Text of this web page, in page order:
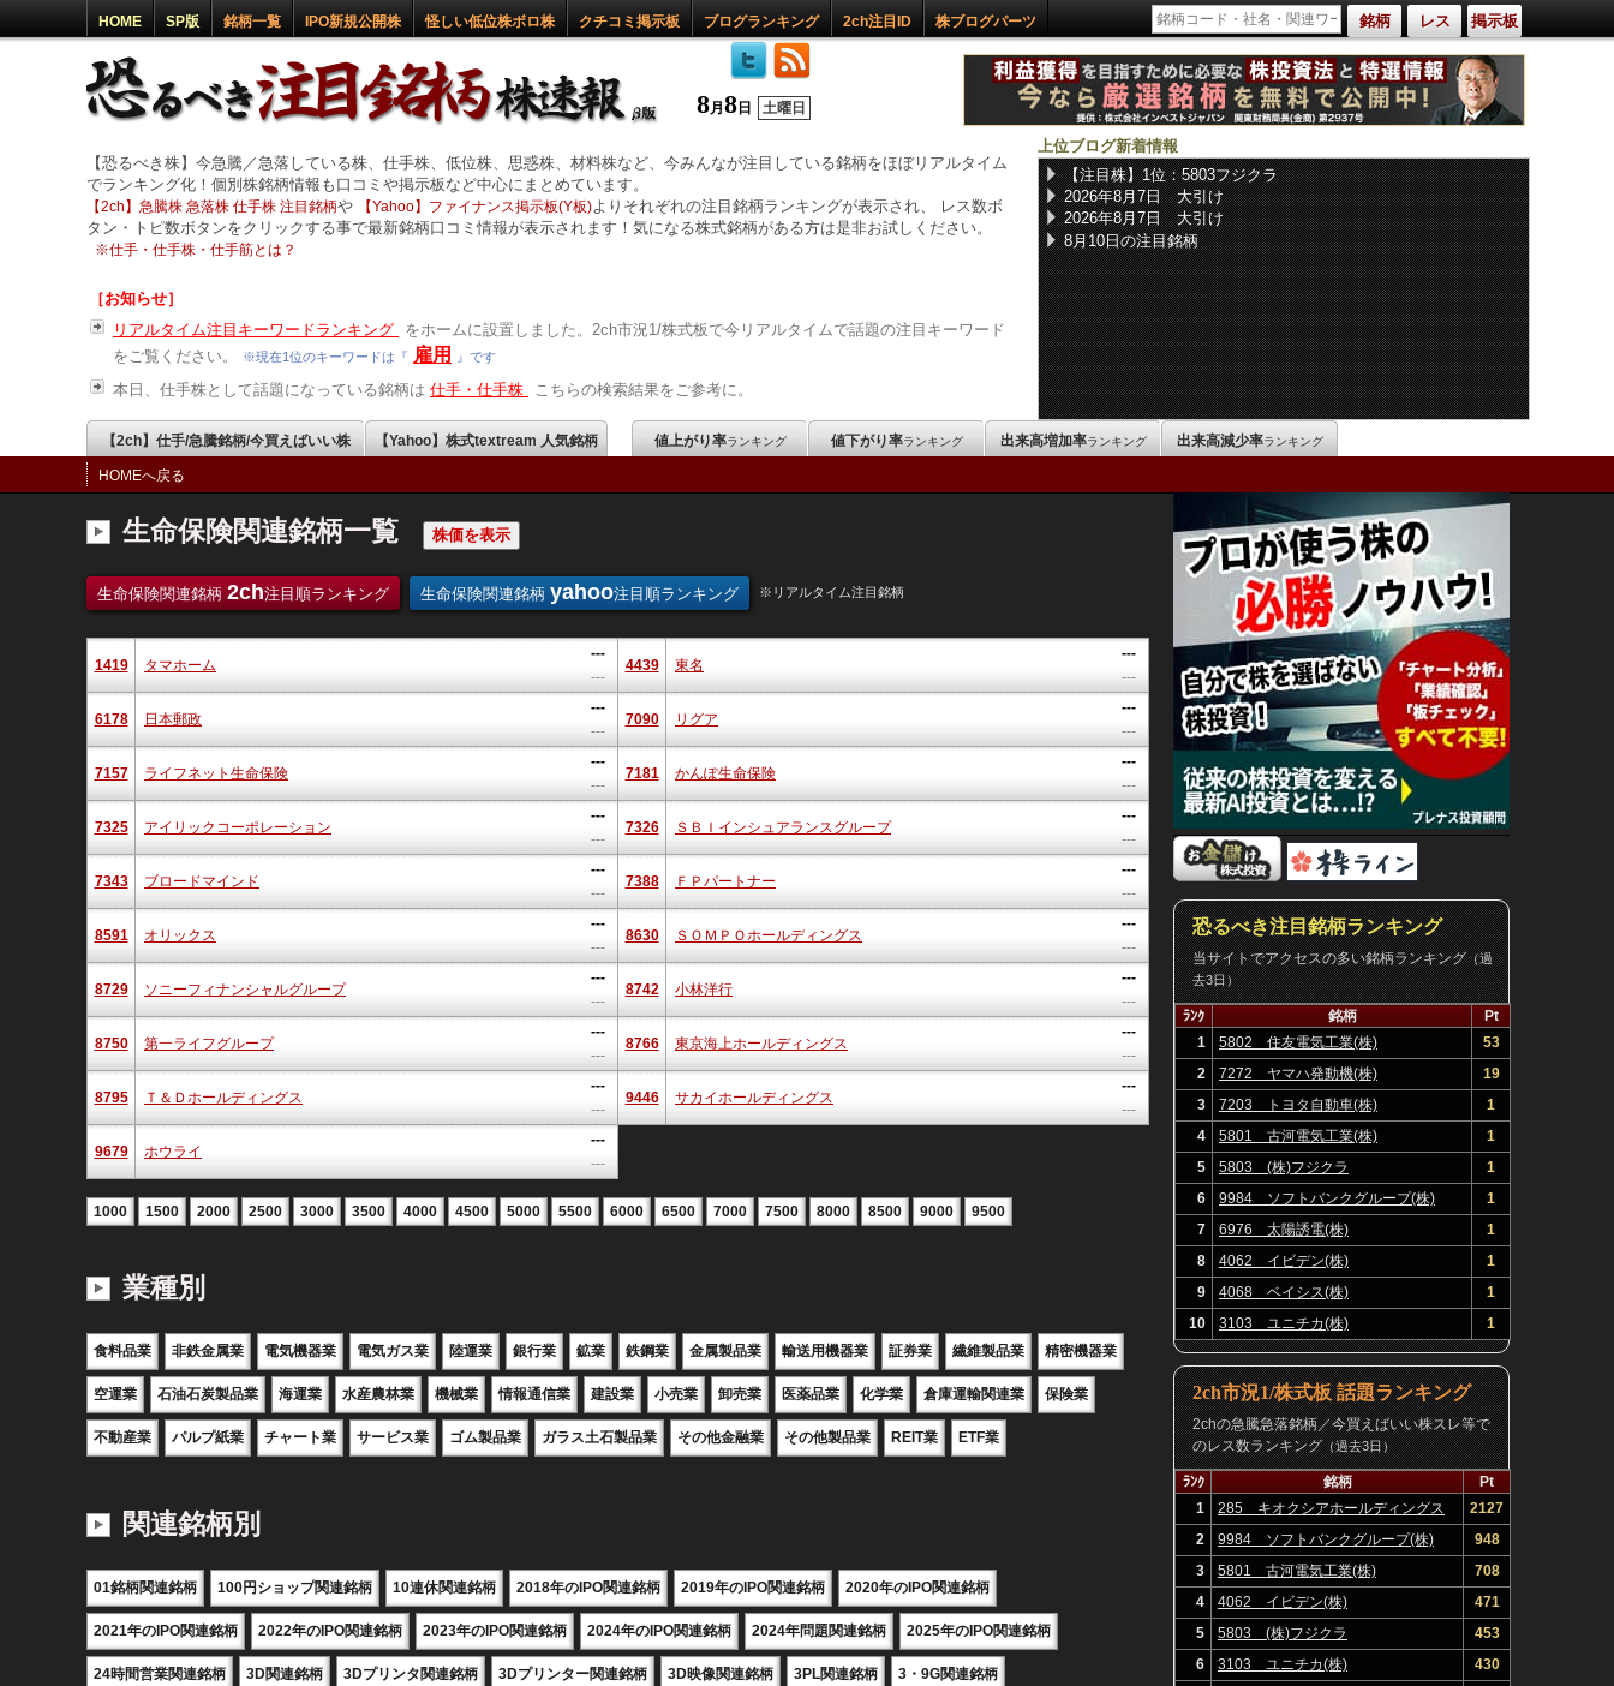
HOME SP版 銘柄一覧 IPO新規公開株 怪しい低位株ボロ株 クチコミ掲示板 ブログランキング 2ch注目ID 株ブログパーツ 銘柄 レス 掲示板
8月 8 日 土曜日
【恐るべき株】今急騰／急落している株、仕手株、低位株、思惑株、材料株など、今みんなが注目している銘柄をほぼリアルタイム
でランキング化！個別株銘柄情報も口コミや掲示板など中心にまとめています。
【2ch】急騰株 急落株 仕手株 注目銘柄や 【Yahoo】ファイナンス掲示板(Y板)よりそれぞれの注目銘柄ランキングが表示され、 レス数ボ
タン・トピ数ボタンをクリックする事で最新銘柄口コミ情報が表示されます！気になる株式銘柄がある方は是非お試しください。
※仕手・仕手株・仕手筋とは？
［お知らせ］
リアルタイム注目キーワードランキング
をホームに設置しました。2ch市況1/株式板で今リアルタイムで話題の注目キーワード
をご覧ください。
※現在1位のキーワードは『 雇用 』です
本日、仕手株として話題になっている銘柄は 仕手・仕手株 こちらの検索結果をご参考に。
上位ブログ新着情報
【注目株】1位：5803フジクラ
2026年8月7日 大引け
2026年8月7日 大引け
8月10日の注目銘柄
【2ch】仕手/急騰銘柄/今買えばいい株 【Yahoo】株式textream 人気銘柄 値上がり率ランキング 値下がり率ランキング 出来高増加率ランキング 出来高減少率ランキング
HOMEへ戻る
生命保険関連銘柄一覧
生命保険関連銘柄 2ch注目順ランキング 生命保険関連銘柄 yahoo注目順ランキング ※リアルタイム注目銘柄
1419 タマホーム
---
---
4439 東名
---
---
6178 日本郵政
---
---
7090 リグア
---
---
7157 ライフネット生命保険
---
---
7181 かんぽ生命保険
---
---
7325 アイリックコーポレーション
---
---
7326 ＳＢＩインシュアランスグループ
---
---
7343 ブロードマインド
---
---
7388 ＦＰパートナー
---
---
8591 オリックス
---
---
8630 ＳＯＭＰＯホールディングス
---
---
8729 ソニーフィナンシャルグループ
---
---
8742 小林洋行
---
---
8750 第一ライフグループ
---
---
8766 東京海上ホールディングス
---
---
8795 Ｔ＆Ｄホールディングス
---
---
9446 サカイホールディングス
---
---
9679 ホウライ
---
---
1000 1500 2000 2500 3000 3500 4000 4500 5000 5500 6000 6500 7000 7500 8000 8500 9000 9500
業種別
食料品業 非鉄金属業 電気機器業 電気ガス業 陸運業 銀行業 鉱業 鉄鋼業 金属製品業 輸送用機器業 証券業 繊維製品業 精密機器業
空運業 石油石炭製品業 海運業 水産農林業 機械業 情報通信業 建設業 小売業 卸売業 医薬品業 化学業 倉庫運輸関連業 保険業
不動産業 パルプ紙業 チャート業 サービス業 ゴム製品業 ガラス土石製品業 その他金融業 その他製品業 REIT業 ETF業
関連銘柄別
01銘柄関連銘柄 100円ショップ関連銘柄 10連休関連銘柄 2018年のIPO関連銘柄 2019年のIPO関連銘柄 2020年のIPO関連銘柄
2021年のIPO関連銘柄 2022年のIPO関連銘柄 2023年のIPO関連銘柄 2024年のIPO関連銘柄 2024年問題関連銘柄 2025年のIPO関連銘柄
24時間営業関連銘柄 3D関連銘柄 3Dプリンタ関連銘柄 3Dプリンター関連銘柄 3D映像関連銘柄 3PL関連銘柄 3・9G関連銘柄
恐るべき注目銘柄ランキング
当サイトでアクセスの多い銘柄ランキング（過
去3日）
ﾗﾝｸ 銘柄
Pt
1
5802 住友電気工業(株)
53
2
7272 ヤマハ発動機(株)
19
3
7203 トヨタ自動車(株)
1
4
5801 古河電気工業(株)
1
5
5803 (株)フジクラ
1
6
9984 ソフトバンクグループ(株)
1
7
6976 太陽誘電(株)
1
8
4062 イビデン(株)
1
9
4068 ベイシス(株)
1
10
3103 ユニチカ(株) 1
2ch市況1/株式板 話題ランキング
2chの急騰急落銘柄／今買えばいい株スレ等で
のレス数ランキング（過去3日）
ﾗﾝｸ 銘柄
Pt
1
285 キオクシアホールディングス
(株)
2127
2
9984 ソフトバンクグループ(株)
948
3
5801 古河電気工業(株)
708
4
4062 イビデン(株)
471
5
5803 (株)フジクラ
453
6
3103 ユニチカ(株)
430